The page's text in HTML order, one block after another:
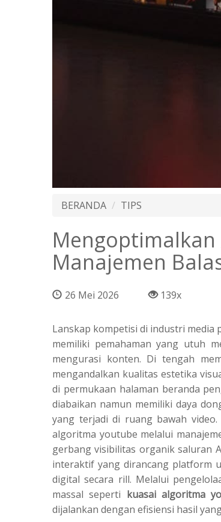
BERANDA TIPS
Manajemen
26 Mei 2026 139x
Lanskap kompetisi di industri
memiliki pemahaman yang utuh
mengurasi konten. Di tengah
mengandalkan kualitas estetika
di permukaan halaman beranda
diabaikan namun memiliki daya
yang terjadi di ruang bawah
algoritma youtube melalui
gerbang visibilitas organik saluran
interaktif yang dirancang platform
digital secara rill. Melalui
massal seperti kuasai algoritma
dijalankan dengan efisiensi hasil